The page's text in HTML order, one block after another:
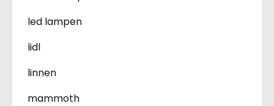
led lampen
lidl
linnen
mammoth